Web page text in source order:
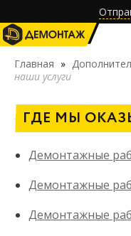
О КОМПАНИИ
УСЛУГИ
ПРАЙС-ЛИСТ
НАШИ РАБОТЫ
ВАКАНСИИ
КОНТАКТЫ
Главная »
наши услуги
ГДЕ МЫ
Демонтажные
Демонтажные
Демонтажные